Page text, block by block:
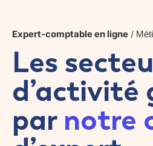
Expert-comptable en ligne /
Les
d’activité
par notre